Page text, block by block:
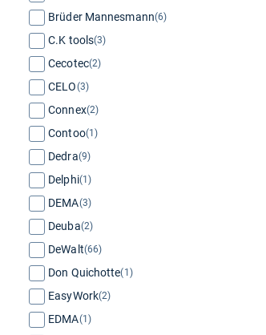
Brüder Mannesmann(6)
C.K tools(3)
Cecotec(2)
CELO(3)
Connex(2)
Contoo(1)
Dedra(9)
Delphi(1)
DEMA(3)
Deuba(2)
DeWalt(66)
Don Quichotte(1)
EasyWork(2)
EDMA(1)